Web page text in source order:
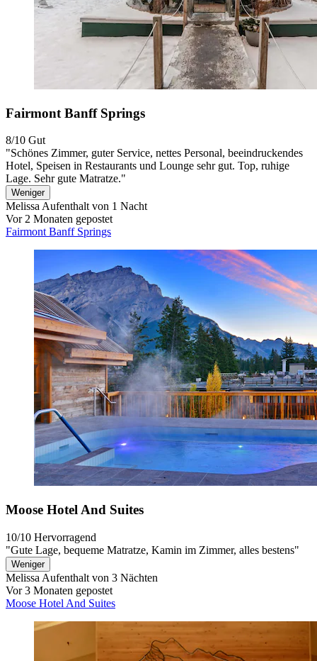
Fairmont Banff Springs
8/10 Gut
"Schönes Zimmer, guter Service, nettes Personal, beeindruckendes
Hotel, Speisen in Restaurants und Lounge sehr gut. Top, ruhige
Lage. Sehr gute Matratze."
Weniger
Melissa Aufenthalt von 1 Nacht
Vor 2 Monaten gepostet
Fairmont Banff Springs
Moose Hotel And Suites
10/10 Hervorragend
"Gute Lage, bequeme Matratze, Kamin im Zimmer, alles bestens"
Weniger
Melissa Aufenthalt von 3 Nächten
Vor 3 Monaten gepostet
Moose Hotel And Suites